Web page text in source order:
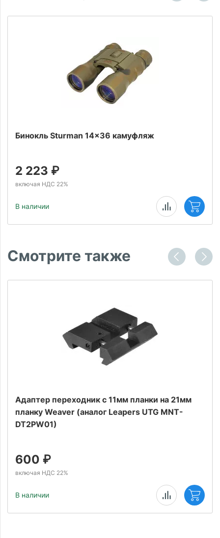
Бинокль Sturman 14x36 камуфляж
2 223 ₽
включая НДС 22%
В наличии
Смотрите также
Адаптер переходник с 11мм планки на 21мм
планку Weaver (аналог Leapers UTG MNT-
DT2PW01)
600 ₽
включая НДС 22%
В наличии